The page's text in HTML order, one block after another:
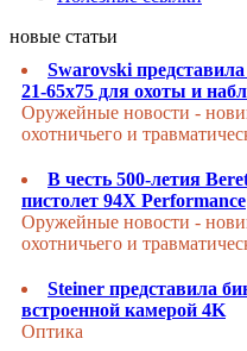
новые статьи
Swarovski
21-65x75 для охоты и
Оружейные новости -
охотничьего и
В честь 500-летия
пистолет 94X Performance
Оружейные новости -
охотничьего и
Steiner представила
встроенной камерой 4K
Оптика